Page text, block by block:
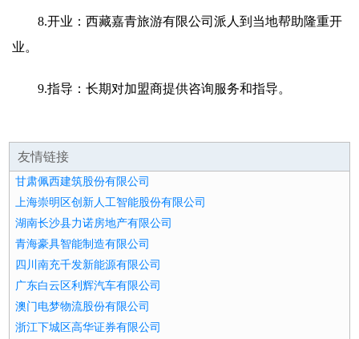
8.开业：西藏嘉青旅游有限公司派人到当地帮助隆重开
业。
9.指导：长期对加盟商提供咨询服务和指导。
友情链接
甘肃佩西建筑股份有限公司
上海崇明区创新人工智能股份有限公司
湖南长沙县力诺房地产有限公司
青海豪具智能制造有限公司
四川南充千发新能源有限公司
广东白云区利辉汽车有限公司
澳门电梦物流股份有限公司
浙江下城区高华证券有限公司